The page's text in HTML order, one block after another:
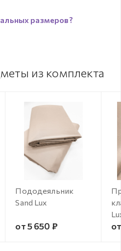
размеров?
из комплекта
Пододеяльник
Sand Lux
от 5 650 ₽